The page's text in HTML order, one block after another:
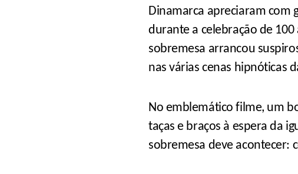
Dinamarca apreciaram com
durante a celebração de
sobremesa arrancou
nas várias cenas hipnóticas
No emblemático filme, um
taças e braços à espera da
sobremesa deve acontecer: